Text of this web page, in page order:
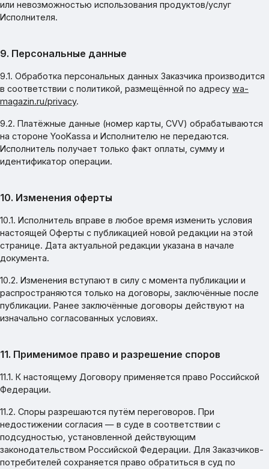
или невозможностью использования продуктов/услуг
Исполнителя.
9. Персональные данные
9.1. Обработка персональных данных Заказчика производится
в соответствии с политикой, размещённой по адресу wa-
magazin.ru/privacy.
9.2. Платёжные данные (номер карты, CVV) обрабатываются
на стороне YooKassa и Исполнителю не передаются.
Исполнитель получает только факт оплаты, сумму и
идентификатор операции.
10. Изменения оферты
10.1. Исполнитель вправе в любое время изменить условия
настоящей Оферты с публикацией новой редакции на этой
странице. Дата актуальной редакции указана в начале
документа.
10.2. Изменения вступают в силу с момента публикации и
распространяются только на договоры, заключённые после
публикации. Ранее заключённые договоры действуют на
изначально согласованных условиях.
11. Применимое право и разрешение споров
11.1. К настоящему Договору применяется право Российской
Федерации.
11.2. Споры разрешаются путём переговоров. При
недостижении согласия — в суде в соответствии с
подсудностью, установленной действующим
законодательством Российской Федерации. Для Заказчиков-
потребителей сохраняется право обратиться в суд по